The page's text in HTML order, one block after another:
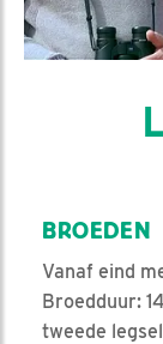
BROEDEN
Vanaf eind
Broedduur:
tweede